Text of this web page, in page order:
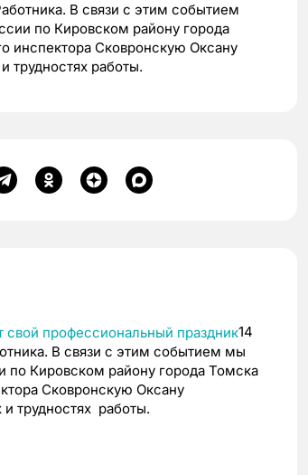
В связи с этим событием
по Кировском району города
инспектора Сковронскую Оксану
трудностях работы.
14
В связи с этим событием мы
по Кировском району города Томска
Сковронскую Оксану
трудностях работы.